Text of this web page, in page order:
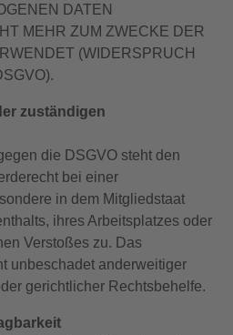
DATEN
MEHR ZUM ZWECKE DER
(WIDERSPRUCH
zuständigen
die DSGVO steht den
bei einer
in dem Mitgliedstaat
ihres Arbeitsplatzes oder
Verstoßes zu. Das
unbeschadet anderweitiger
gerichtlicher Rechtsbehelfe.